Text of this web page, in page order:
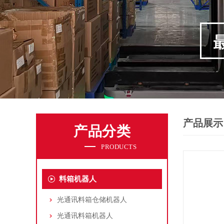
产品分类
PRODUCTS
料箱机器人
光通讯料箱仓储机器人
光通讯料箱机器人
产品展示